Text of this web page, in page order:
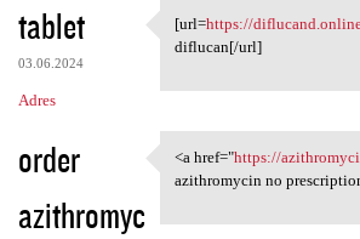
tablet
03.06.2024
Adres
[url=https://
[url=https://
diflucan[/url]
order
azithromyc
<a href="https:/
<a href="https://
azithromycin no